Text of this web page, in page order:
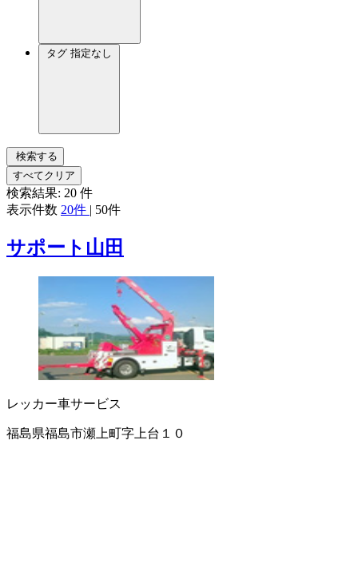
タグ 指定なし
検索する
すべてクリア
検索結果: 20 件
表示件数 20件 | 50件
サポート山田
レッカー車サービス
福島県福島市瀬上町字上台１０